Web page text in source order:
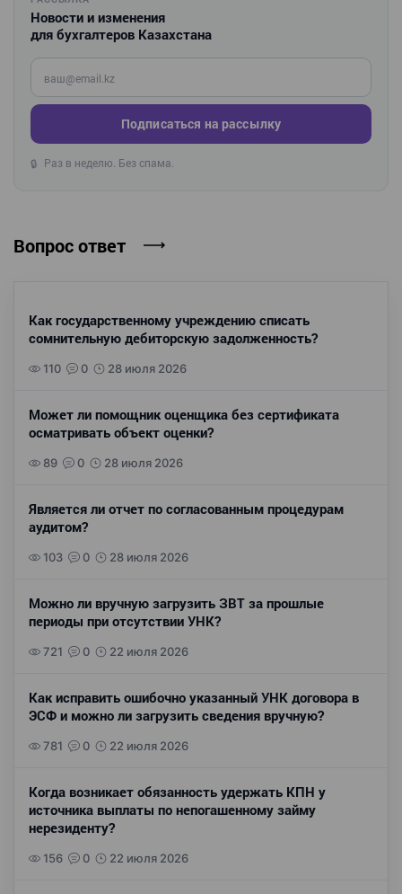
Новости и изменения
для бухгалтеров Казахстана
Введите ваш e-mail
Подписаться на рассылку
🔒 Раз в неделю. Без спама.
Вопрос ответ
Как государственному учреждению списать
сомнительную дебиторскую задолженность?
110 0 28 июля 2026
Может ли помощник оценщика без сертификата
осматривать объект оценки?
89 0 28 июля 2026
Является ли отчет по согласованным процедурам
аудитом?
103 0 28 июля 2026
Можно ли вручную загрузить ЗВТ за прошлые
периоды при отсутствии УНК?
721 0 22 июля 2026
Как исправить ошибочно указанный УНК договора в
ЭСФ и можно ли загрузить сведения вручную?
781 0 22 июля 2026
Когда возникает обязанность удержать КПН у
источника выплаты по непогашенному займу
нерезиденту?
156 0 22 июля 2026